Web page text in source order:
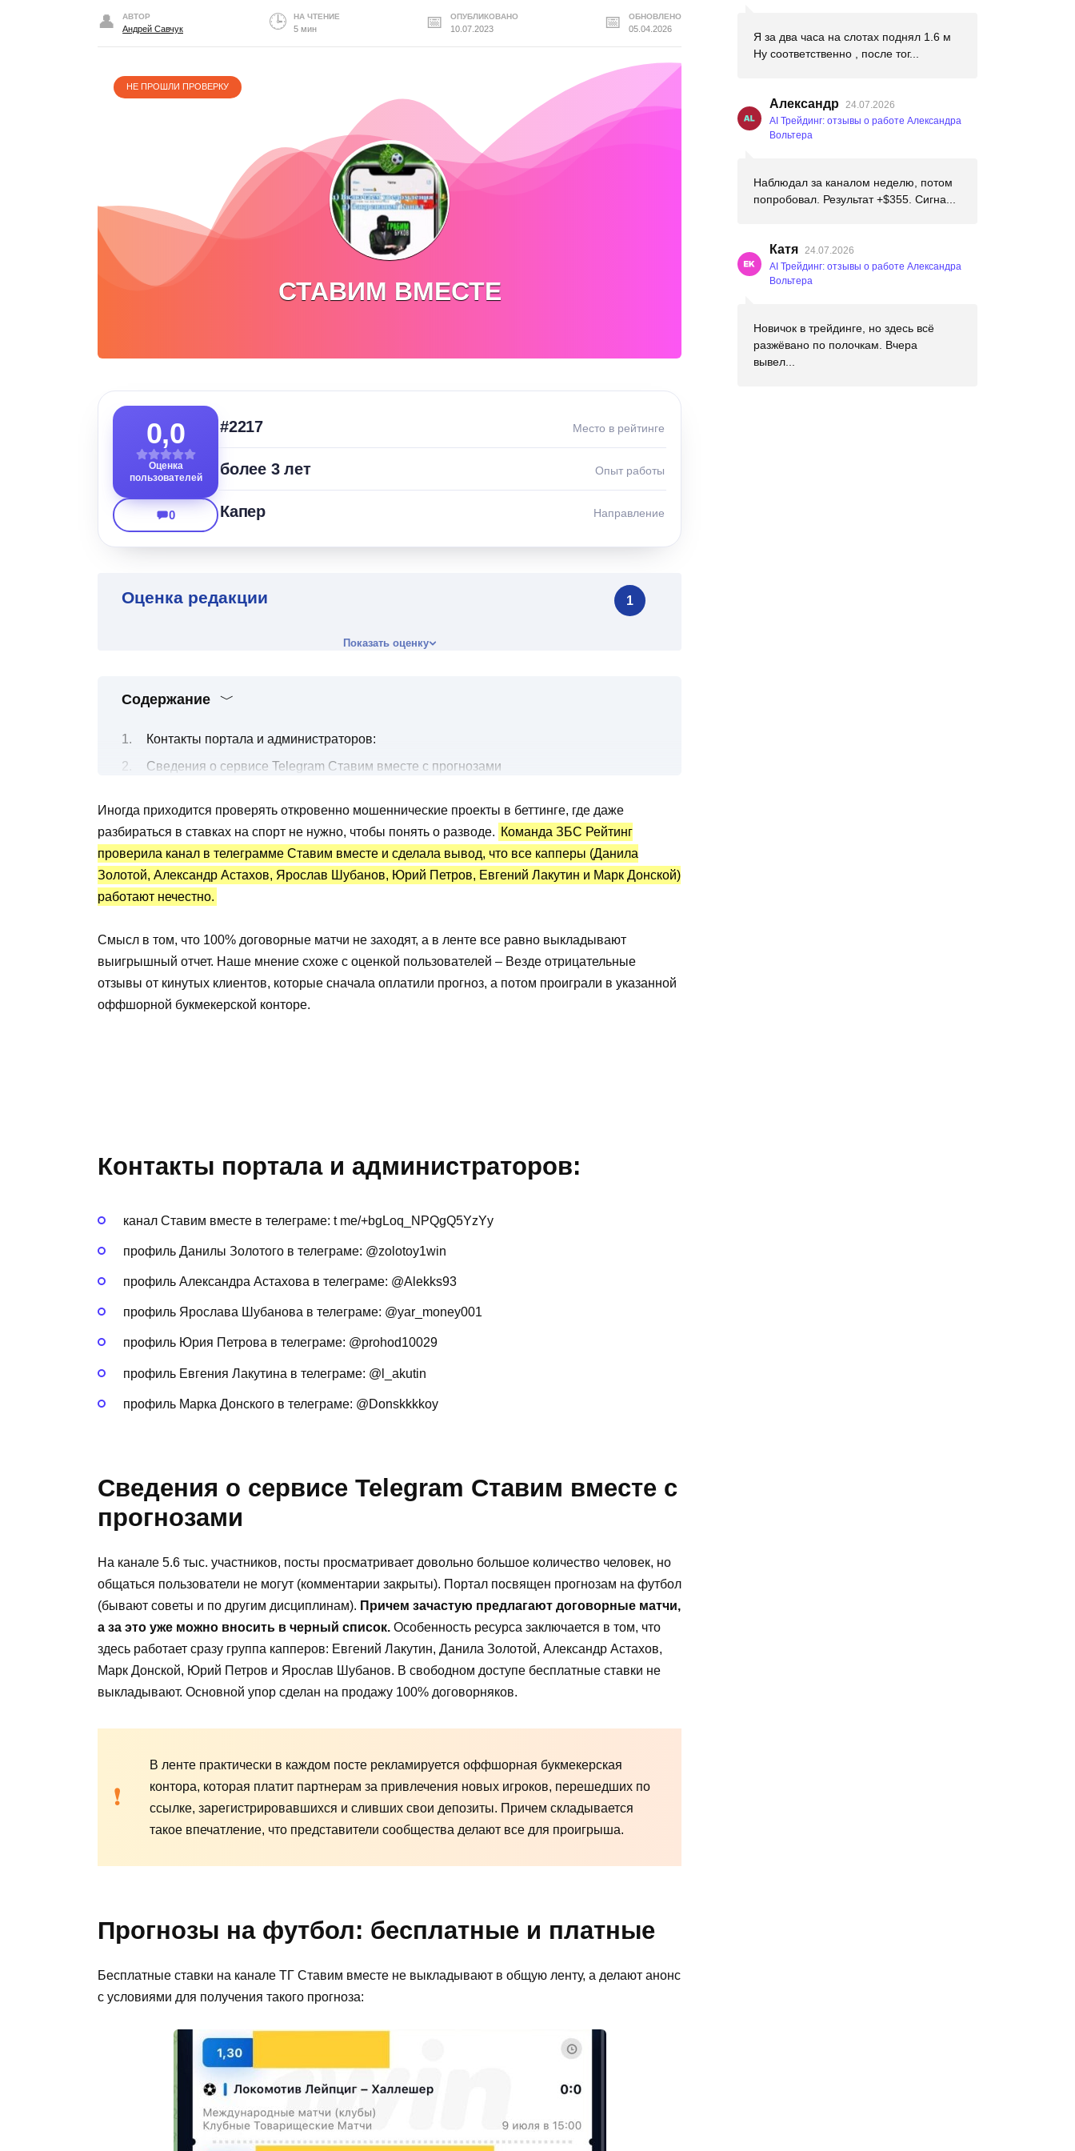
АВТОР
Андрей Савчук
НА ЧТЕНИЕ
5 мин
ОПУБЛИКОВАНО
10.07.2023
ОБНОВЛЕНО
05.04.2026
СТАВИМ ВМЕСТЕ
НЕ ПРОШЛИ ПРОВЕРКУ
0,0
Оценка
пользователей
0
#2217 Место в рейтинге
более 3 лет Опыт работы
Капер Направление
Оценка редакции 1
Показать оценку
Содержание
Контакты портала и администраторов:
Сведения о сервисе Telegram Ставим вместе с прогнозами
Канал Telegram Ставим вместе: статистика и отзывы
Преимущества и недостатки
Иногда приходится проверять откровенно мошеннические проекты в беттинге, где даже
разбираться в ставках на спорт не нужно, чтобы понять о разводе. Команда ЗБС Рейтинг
проверила канал в телеграмме Ставим вместе и сделала вывод, что все капперы (Данила
Золотой, Александр Астахов, Ярослав Шубанов, Юрий Петров, Евгений Лакутин и Марк Донской)
работают нечестно.
Смысл в том, что 100% договорные матчи не заходят, а в ленте все равно выкладывают
выигрышный отчет. Наше мнение схоже с оценкой пользователей – Везде отрицательные
отзывы от кинутых клиентов, которые сначала оплатили прогноз, а потом проиграли в указанной
оффшорной букмекерской конторе.
Контакты портала и администраторов:
канал Ставим вместе в телеграме: t me/+bgLoq_NPQgQ5YzYy
профиль Данилы Золотого в телеграме: @zolotoy1win
профиль Александра Астахова в телеграме: @Alekks93
профиль Ярослава Шубанова в телеграме: @yar_money001
профиль Юрия Петрова в телеграме: @prohod10029
профиль Евгения Лакутина в телеграме: @l_akutin
профиль Марка Донского в телеграме: @Donskkkkoy
Сведения о сервисе Telegram Ставим вместе с
прогнозами
На канале 5.6 тыс. участников, посты просматривает довольно большое количество человек, но
общаться пользователи не могут (комментарии закрыты). Портал посвящен прогнозам на футбол
(бывают советы и по другим дисциплинам). Причем зачастую предлагают договорные матчи,
а за это уже можно вносить в черный список. Особенность ресурса заключается в том, что
здесь работает сразу группа капперов: Евгений Лакутин, Данила Золотой, Александр Астахов,
Марк Донской, Юрий Петров и Ярослав Шубанов. В свободном доступе бесплатные ставки не
выкладывают. Основной упор сделан на продажу 100% договорняков.
В ленте практически в каждом посте рекламируется оффшорная букмекерская
контора, которая платит партнерам за привлечения новых игроков, перешедших по
ссылке, зарегистрировавшихся и сливших свои депозиты. Причем складывается
такое впечатление, что представители сообщества делают все для проигрыша.
Прогнозы на футбол: бесплатные и платные
Бесплатные ставки на канале ТГ Ставим вместе не выкладывают в общую ленту, а делают анонс
с условиями для получения такого прогноза:
Я за два часа на слотах поднял 1.6 м
Ну соответственно , после тог...
Александр
24.07.2026
AI Трейдинг: отзывы о работе Александра
Вольтера
Наблюдал за каналом неделю, потом
попробовал. Результат +$355. Сигна...
Катя 24.07.2026
AI Трейдинг: отзывы о работе Александра
Вольтера
Новичок в трейдинге, но здесь всё
разжёвано по полочкам. Вчера
вывел...